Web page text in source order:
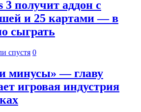
3 получит аддон с
и 25 картами — в
сыграть
спустя 0
минусы» — главу
игровая индустрия